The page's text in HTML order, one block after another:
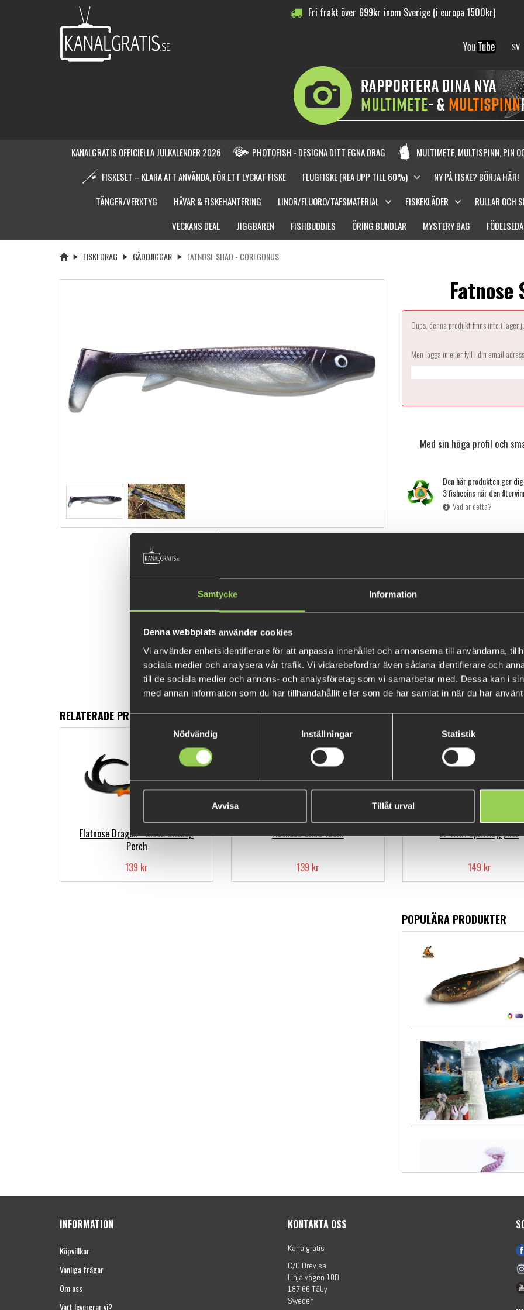
Samtycke Information
Denna webbplats använder cookies
Vi använder enhetsidentifierare för att anpassa innehållet och annonserna till användarna,
sociala medier och analysera vår trafik. Vi vidarebefordrar även sådana identifierare och
till de sociala medier och annons- och analysföretag som vi samarbetar med. Dessa kan i
med annan information som du har tillhandahållit eller som de har samlat in när du har
Nödvändig
Inställningar Statistik
Avvisa Tillåt urval
Fri frakt över 699kr inom Sverige (i europa 1500kr)
SV
KANALGRATIS OFFICIELLA JULKALENDER 2026 PHOTOFISH - DESIGNA DITT EGNA DRAG MULTIMETE, MULTISPINN, PIN
FISKESET – KLARA ATT ANVÄNDA, FÖR ETT LYCKAT FISKE
FLUGFISKE (REA UPP TILL 60%) NY PÅ FISKE? BÖRJA HÄR!
TÄNGER/VERKTYG
HÅVAR & FISKEHANTERING LINOR/FLUORO/TAFSMATERIAL FISKEKLÄDER RULLAR OCH
VECKANS DEAL
JIGGBAREN FISHBUDDIES ÖRING BUNDLAR MYSTERY BAG
FISKEDRAG GÄDDJIGGAR FATNOSE SHAD - COREGONUS
Fatnose
Oups, denna produkt finns inte i lager
Men logga in eller fyll i din email
Med sin höga profil och
Den här produkten ger
3 fishcoins när den
Vad är detta?
INFORMATION
Klicka här
för att se hur du
", är en ung
Fatnose Shad har med sin
långsamma hastigheter. De
och lockar upp gäddan från
Fatnose Shad kan precis
passa just din fiskesituation.
Shallow Screwoch en
djupare fisket
en
i
23 cm lång och väger 60 gr.
RELATERADE PRODUKTER
Flatnose Dragon - Black Okoboji
Perch
139 kr
Flatnose Shad 19cm
139 kr
M-WAR Splitring plier
149 kr
POPULÄRA PRODUKTER
INFORMATION
Köpvillkor
Vanliga frågor
Om oss
Vart levererar vi?
KONTAKTA OSS
Kanalgratis
C/O Drev.se
Linjalvägen 10D
187 66 Täby
Sweden